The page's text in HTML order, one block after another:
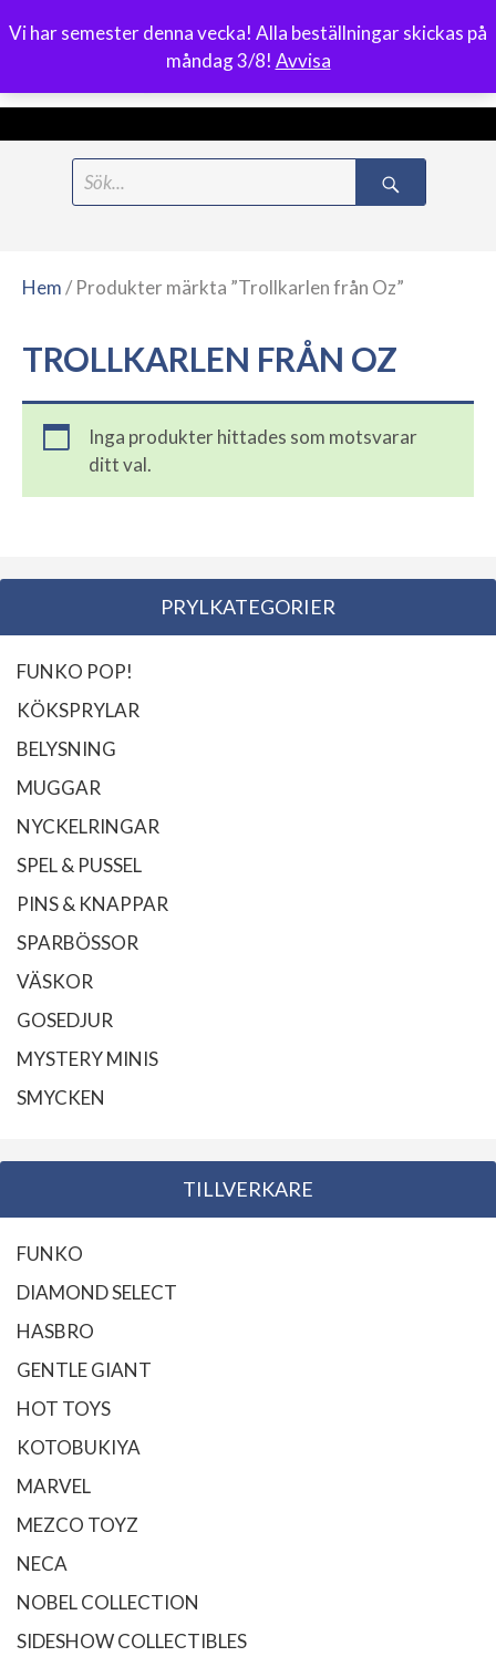
Vi har semester denna vecka! Alla beställningar skickas på
måndag 3/8! Avvisa
0
Meny
Hem/ Produkter märkta ”Trollkarlen från Oz”
TROLLKARLEN FRÅN OZ
Inga produkter hittades som motsvarar
ditt val.
PRYLKATEGORIER
FUNKO POP!
KÖKSPRYLAR
BELYSNING
MUGGAR
NYCKELRINGAR
SPEL & PUSSEL
PINS & KNAPPAR
SPARBÖSSOR
VÄSKOR
GOSEDJUR
MYSTERY MINIS
SMYCKEN
TILLVERKARE
FUNKO
DIAMOND SELECT
HASBRO
GENTLE GIANT
HOT TOYS
KOTOBUKIYA
MARVEL
MEZCO TOYZ
NECA
NOBEL COLLECTION
SIDESHOW COLLECTIBLES